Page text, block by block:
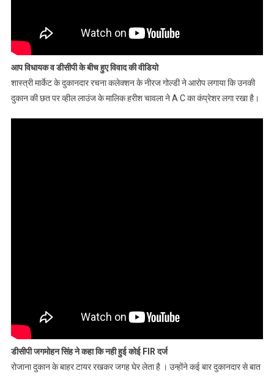
आप विधायक व डीसीपी के बीच हुए विवाद की वीडियो
शास्त्री मार्केट के दुकानदार रचना कलेक्शन के नीरज गोल्डी ने आरोप लगाया कि उनकी
दुकान की छत पर व्हील लाउंज के मालिक हरीश चावला ने A C का कंप्रेशर लगा रखा है।
डीसीपी जगमोहन सिंह ने कहा कि नही हुई कोई FIR दर्ज
रोजाना दुकान के बाहर टायर रखकर जगह घेर लेता है । उन्होंने कई बार दुकानदार से बात